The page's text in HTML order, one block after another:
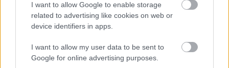
I want to allow Google to enable storage
related to advertising like cookies on web or
device identifiers in apps.
I want to allow my user data to be sent to
Google for online advertising purposes.
Folyamatosan puffadsz és nem múlik??
Akkor ezeket NE edd!